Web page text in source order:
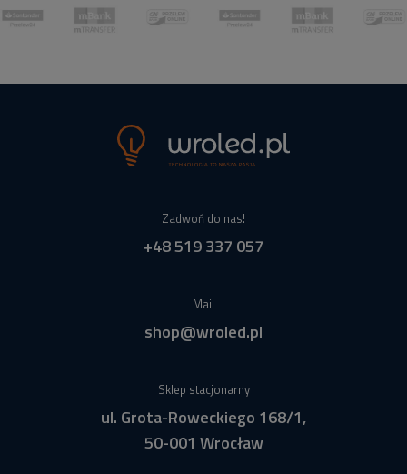
Zadwoń do nas!
+48 519 337 057
Mail
shop@wroled.pl
Sklep stacjonarny
ul. Grota-Roweckiego 168/1,
50-001 Wrocław